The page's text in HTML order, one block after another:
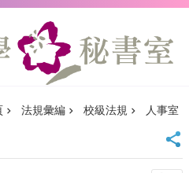
法規彙編 校級法規 人事室